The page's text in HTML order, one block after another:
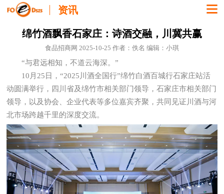
资讯
绵竹酒飘香石家庄：诗酒交融，川冀共赢
食品招商网 2025-10-25 作者：佚名 编辑：小琪
“与君远相知，不道云海深。”
10月25日，“2025川酒全国行”绵竹白酒百城行石家庄站活
动圆满举行，四川省及绵竹市相关部门领导，石家庄市相关部门
领导，以及协会、企业代表等多位嘉宾齐聚，共同见证川酒与河
北市场跨越千里的深度交流。